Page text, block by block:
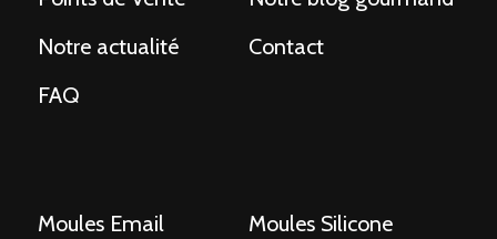
Notre actualité
Contact
FAQ
Moules Email
Moules Silicone